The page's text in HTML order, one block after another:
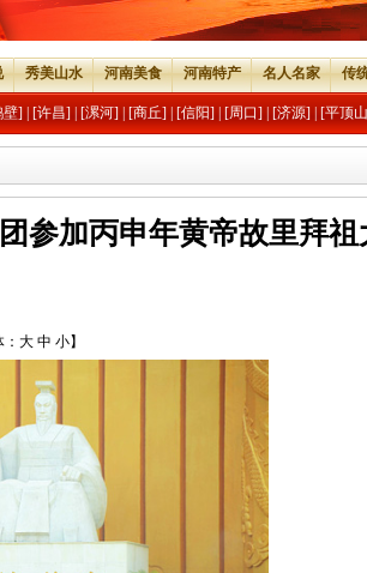
秀美山水 河南美食 河南特产 名人名家 传
壁] [许昌] [漯河] [商丘] [信阳] [周口] [济源] [平顶
参加丙申年黄帝故里拜祖
大 中 小】